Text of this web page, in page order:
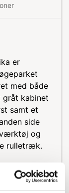
er
med både
gråt kabinet
samt et
side
og
rulletræk.